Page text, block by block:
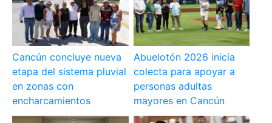
Cancún concluye nueva
etapa del sistema pluvial
en zonas con
encharcamientos
Abuelotón 2026 inicia
colecta para apoyar a
personas adultas
mayores en Cancún